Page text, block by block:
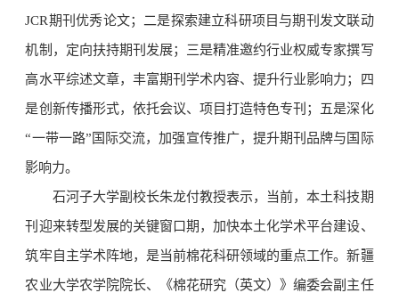
JCR期刊优秀论文；二是探索建立科研项目与期刊发文联动
机制，定向扶持期刊发展；三是精准邀约行业权威专家撰写
高水平综述文章，丰富期刊学术内容、提升行业影响力；四
是创新传播形式，依托会议、项目打造特色专刊；五是深化
“一带一路”国际交流，加强宣传推广，提升期刊品牌与国际
影响力。
石河子大学副校长朱龙付教授表示，当前，本土科技期
刊迎来转型发展的关键窗口期，加快本土化学术平台建设、
筑牢自主学术阵地，是当前棉花科研领域的重点工作。新疆
农业大学农学院院长、《棉花研究（英文）》编委会副主任